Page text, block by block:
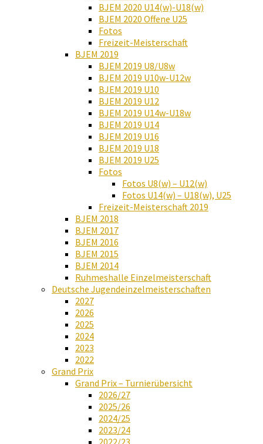
BJEM 2020 U14(w)-U18(w)
BJEM 2020 Offene U25
Fotos
Freizeit-Meisterschaft
BJEM 2019
BJEM 2019 U8/U8w
BJEM 2019 U10w-U12w
BJEM 2019 U10
BJEM 2019 U12
BJEM 2019 U14w-U18w
BJEM 2019 U14
BJEM 2019 U16
BJEM 2019 U18
BJEM 2019 U25
Fotos
Fotos U8(w) – U12(w)
Fotos U14(w) – U18(w), U25
Freizeit-Meisterschaft 2019
BJEM 2018
BJEM 2017
BJEM 2016
BJEM 2015
BJEM 2014
Ruhmeshalle Einzelmeisterschaft
Deutsche Jugendeinzelmeisterschaften
2027
2026
2025
2024
2023
2022
Grand Prix
Grand Prix – Turnierübersicht
2026/27
2025/26
2024/25
2023/24
2022/23